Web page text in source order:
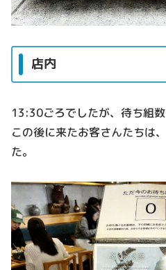
店内
13:30ごろでしたが、待ち組数
この後に来たお客さんたちは
た。